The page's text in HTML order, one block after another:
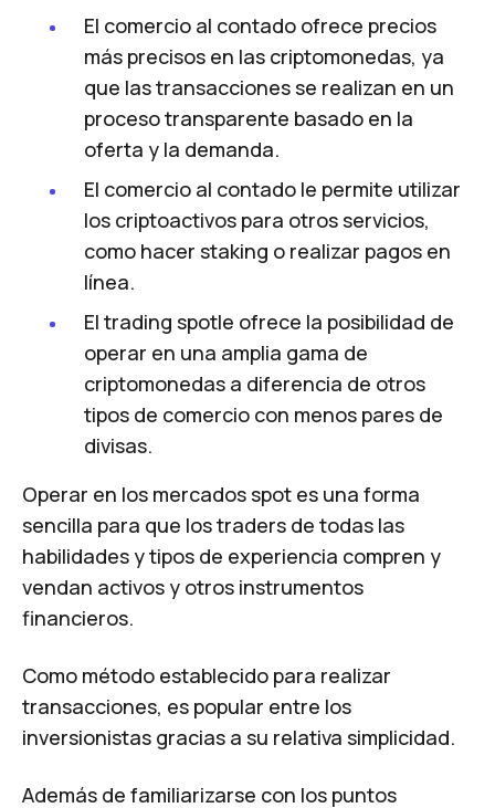
El comercio al contado ofrece precios
más precisos en las criptomonedas, ya
que las transacciones se realizan en un
proceso transparente basado en la
oferta y la demanda.
El comercio al contado le permite utilizar
los criptoactivos para otros servicios,
como hacer staking o realizar pagos en
línea.
El trading spotle ofrece la posibilidad de
operar en una amplia gama de
criptomonedas a diferencia de otros
tipos de comercio con menos pares de
divisas.
Operar en los mercados spot es una forma
sencilla para que los traders de todas las
habilidades y tipos de experiencia compren y
vendan activos y otros instrumentos
financieros.
Como método establecido para realizar
transacciones, es popular entre los
inversionistas gracias a su relativa simplicidad.
Además de familiarizarse con los puntos